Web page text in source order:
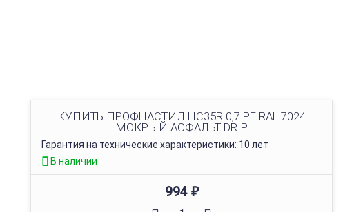
КУПИТЬ ПРОФНАСТИЛ HC35R 0,7 PE RAL 7024
МОКРЫЙ АСФАЛЬТ DRIP
Гарантия на технические характеристики: 10 лет
В наличии
994 ₽